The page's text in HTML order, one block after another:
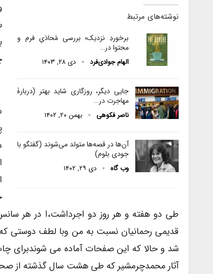
نوشته‌های مرتبط
برخوردِ نزدیک؛ بررسی مُحاذیِ فرم و
محتوا در…
الهام جوادی‌فرد دی ۲۸, ۱۴۰۳
جایی دیگر، روزگاری شاید بهتر (دربارۀ
مهاجرت در…
ناصر فکوهی بهمن ۲۰, ۱۴۰۲
آن‌ها در قصه‌ها متولد می‌شوند (گفتگو با
جودی بلوم)
وب گاه دی ۲۹, ۱۴۰۲
طی دو هفته و هر روز دو اجرداشت،ا در هر
قدیمی رحمانیان نسبت به من وبا لطف دوستی که
شد و حالا که این صفحات آماده می شوندبرای
آثار محمدچرمشیر که طی هشت سال گذشته از